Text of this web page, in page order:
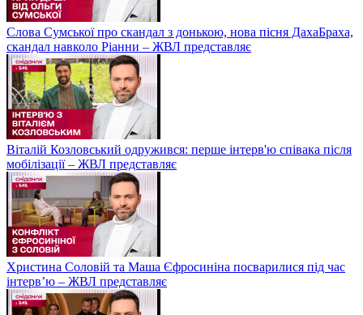
Слова Сумської про скандал з донькою, нова пісня ДахаБраха,
скандал навколо Ріанни – ЖВЛ представляє
Віталій Козловський одружився: перше інтерв'ю співака після
мобілізації – ЖВЛ представляє
Христина Соловій та Маша Єфросиніна посварилися під час
інтерв’ю – ЖВЛ представляє